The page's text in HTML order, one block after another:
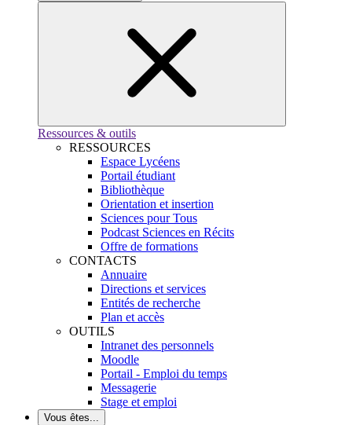
Ressources & outils
RESSOURCES
Espace Lycéens
Portail étudiant
Bibliothèque
Orientation et insertion
Sciences pour Tous
Podcast Sciences en Récits
Offre de formations
CONTACTS
Annuaire
Directions et services
Entités de recherche
Plan et accès
OUTILS
Intranet des personnels
Moodle
Portail - Emploi du temps
Messagerie
Stage et emploi
Vous êtes...